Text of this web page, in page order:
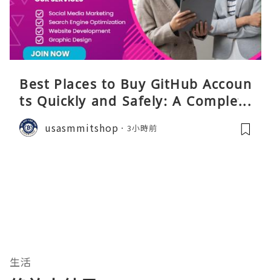
Best Places to Buy GitHub Accoun
ts Quickly and Safely: A Complete
Guide
usasmmitshop 3小時前
生活